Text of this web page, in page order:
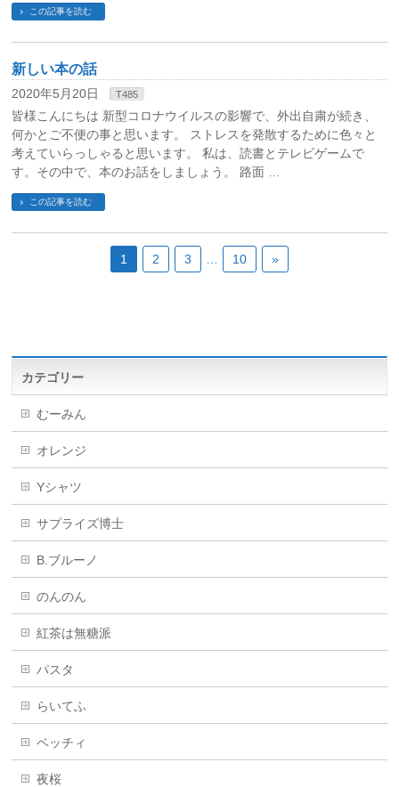
この記事を読む
新しい本の話
2020年5月20日 T485
皆様こんにちは 新型コロナウイルスの影響で、外出自粛が続き、
何かとご不便の事と思います。 ストレスを発散するために色々と
考えていらっしゃると思います。 私は、読書とテレビゲームで
す。その中で、本のお話をしましょう。 路面 …
この記事を読む
1 2 3 10 »
カテゴリー
むーみん
オレンジ
Yシャツ
サプライズ博士
B.ブルーノ
のんのん
紅茶は無糖派
パスタ
らいてふ
ベッチィ
夜桜